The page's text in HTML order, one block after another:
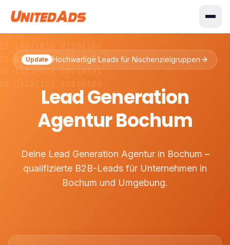
10011010 01101100
01001110 10110001
11010010 00110101
01101100 10110100
Update Hochwertige Leads für Nischenzielgruppen
Lead Generation
Agentur Bochum
Deine Lead Generation Agentur in Bochum –
qualifizierte B2B-Leads für Unternehmen in
Bochum und Umgebung.